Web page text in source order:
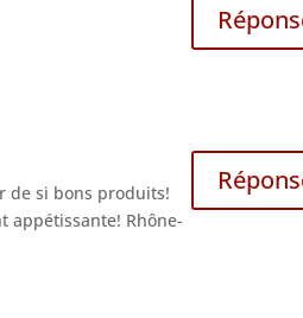
de si bons produits!
appétissante! Rhône-